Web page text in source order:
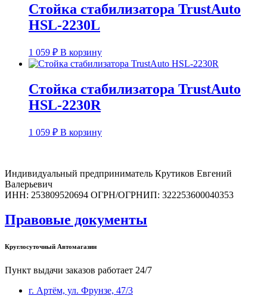
Стойка стабилизатора TrustAuto
HSL-2230L
1 059 ₽ В корзину
Стойка стабилизатора TrustAuto
HSL-2230R
1 059 ₽ В корзину
Индивидуальный предприниматель Крутиков Евгений
Валерьевич
ИНН: 253809520694 ОГРН/ОГРНИП: 322253600040353
Правовые документы
Круглосуточный Автомагазин
Пункт выдачи заказов работает 24/7
г. Артём, ул. Фрунзе, 47/3